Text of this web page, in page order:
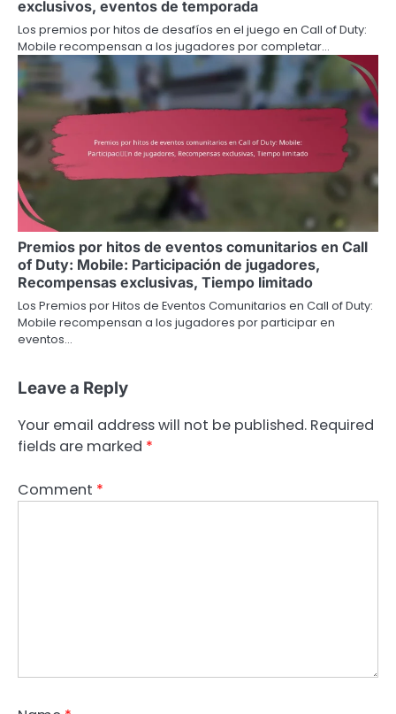
exclusivos, eventos de temporada
Los premios por hitos de desafíos en el juego en Call of Duty:
Mobile recompensan a los jugadores por completar…
Premios por hitos de eventos comunitarios en Call
of Duty: Mobile: Participación de jugadores,
Recompensas exclusivas, Tiempo limitado
Los Premios por Hitos de Eventos Comunitarios en Call of Duty:
Mobile recompensan a los jugadores por participar en
eventos…
Leave a Reply
Your email address will not be published. Required
fields are marked *
Comment *